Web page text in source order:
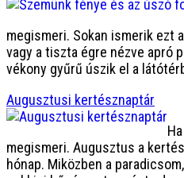
megismeri. Sokan ismerik ezt
vagy a tiszta égre nézve apró
vékony gyűrű úszik el a
Augusztusi kertésznaptár
megismeri. Augusztus a
hónap. Miközben a